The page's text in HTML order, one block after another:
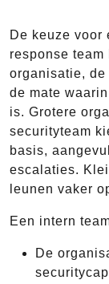
De keuze voor
response
organisatie, de
de mate
is. Grotere
securityteam
basis,
escalaties.
leunen vaker
Een intern
De